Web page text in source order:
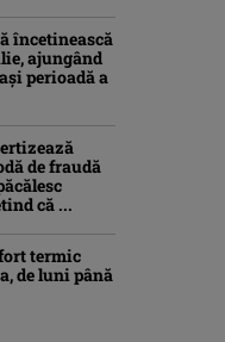
încetinească
ajungând
perioadă a
de fraudă
că ...
termic
de luni până